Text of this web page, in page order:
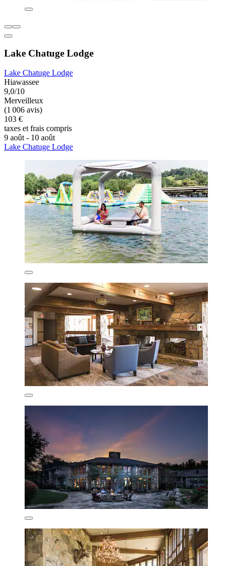
Lake Chatuge Lodge
Lake Chatuge Lodge
Hiawassee
9,0/10
Merveilleux
(1 006 avis)
103 €
taxes et frais compris
9 août - 10 août
Lake Chatuge Lodge